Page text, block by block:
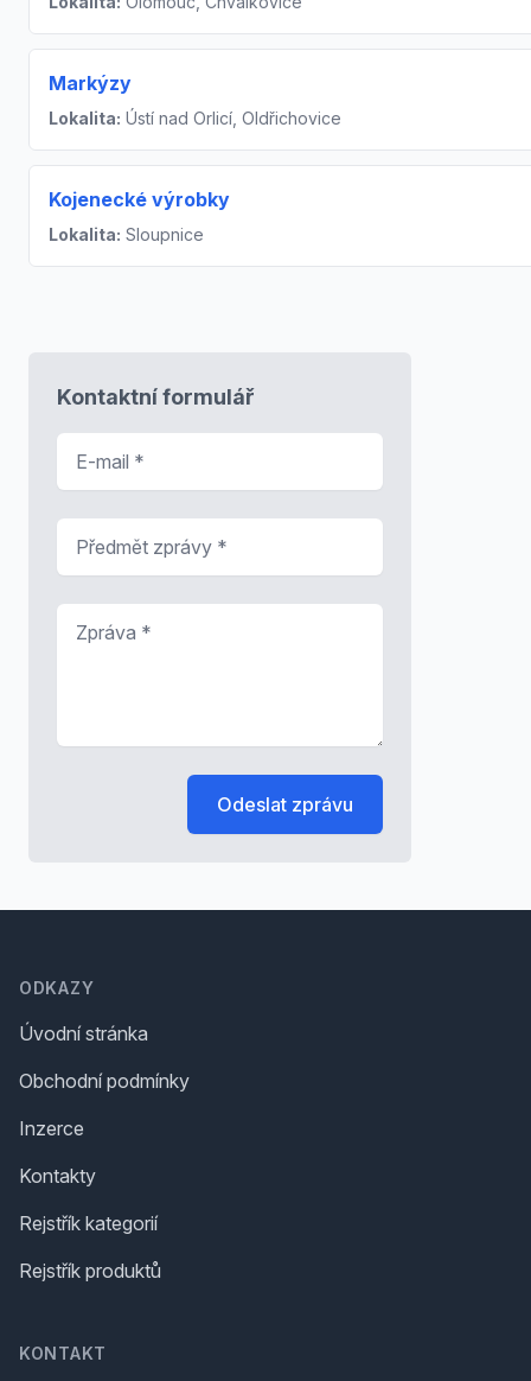
Markýzy
Lokalita: Ústí nad Orlicí, Oldřichovice
Kojenecké výrobky
Lokalita: Sloupnice
Kontaktní formulář
Odeslat zprávu
ODKAZY
Úvodní stránka
Obchodní podmínky
Inzerce
Kontakty
Rejstřík kategorií
Rejstřík produktů
KONTAKT